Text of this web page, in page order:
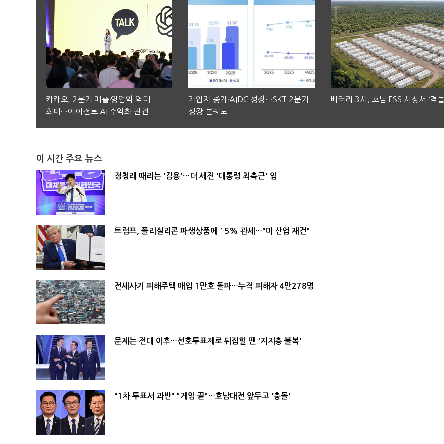
카카오, 2분기 매출·영업익 역대
최대…에이전트 AI 수익화 관건
가입자 증가·AIDC 성장…SKT 2분기
성장 본궤도
배터리 3사, 호남 ESS 시장서 ‘격돌
이 시간 주요 뉴스
정청래 때리는 '김용'…더 세진 '대통령 최측근' 입
트럼프, 폴리실리콘 파생상품에 15% 관세…"미 산업 재건"
전세사기 피해주택 매입 1만호 돌파…누적 피해자 4만278명
문제는 전대 이후…선호투표제로 뒤집힐 땐 '지지층 불복'
"1차 투표서 과반" "게임 끝"…호남대전 앞두고 '충돌'